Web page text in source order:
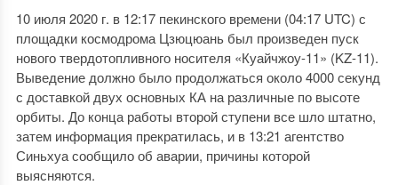
10 июля 2020 г. в 12:17 пекинского времени (04:17 UTC) с
площадки космодрома Цзюцюань был произведен пуск
нового твердотопливного носителя «Куайчжоу-11» (KZ-11).
Выведение должно было продолжаться около 4000 секунд
с доставкой двух основных КА на различные по высоте
орбиты. До конца работы второй ступени все шло штатно,
затем информация прекратилась, и в 13:21 агентство
Синьхуа сообщило об аварии, причины которой
выясняются.